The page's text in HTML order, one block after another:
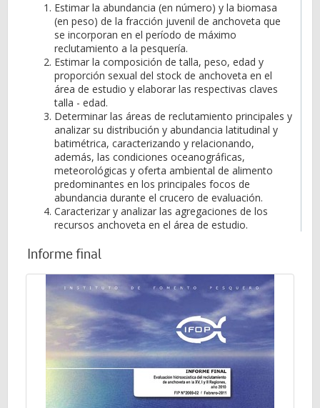
Estimar la abundancia (en número) y la biomasa
(en peso) de la fracción juvenil de anchoveta que
se incorporan en el período de máximo
reclutamiento a la pesquería.
Estimar la composición de talla, peso, edad y
proporción sexual del stock de anchoveta en el
área de estudio y elaborar las respectivas claves
talla - edad.
Determinar las áreas de reclutamiento principales y
analizar su distribución y abundancia latitudinal y
batimétrica, caracterizando y relacionando,
además, las condiciones oceanográficas,
meteorológicas y oferta ambiental de alimento
predominantes en los principales focos de
abundancia durante el crucero de evaluación.
Caracterizar y analizar las agregaciones de los
recursos anchoveta en el área de estudio.
Informe final